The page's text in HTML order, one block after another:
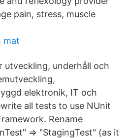
pain, stress, muscle
mat
utveckling, underhåll och
elektronik, IT och
all tests to use NUnit
Rename
=> "StagingTest" (as it